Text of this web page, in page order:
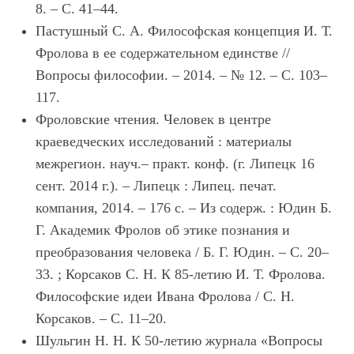
8. – С. 41–44.
Пастушный С. А. Философская концепция И. Т.
Фролова в ее содержательном единстве //
Вопросы философии. – 2014. – № 12. – С. 103–
117.
Фроловские чтения. Человек в центре
краеведческих исследований : материалы
межрегион. науч.– практ. конф. (г. Липецк 16
сент. 2014 г.). – Липецк : Липец. печат.
компания, 2014. – 176 с. – Из содерж. : Юдин Б.
Г. Академик Фролов об этике познания и
преобразования человека / Б. Г. Юдин. – С. 20–
33. ; Корсаков С. Н. К 85-летию И. Т. Фролова.
Философские идеи Ивана Фролова / С. Н.
Корсаков. – С. 11–20.
Шульгин Н. Н. К 50-летию журнала «Вопросы